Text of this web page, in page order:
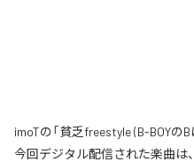
imoTの「貧乏freestyle (B-BOYの
今回デジタル配信された楽曲は